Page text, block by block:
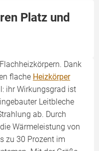
Platz und
Dank
flache Heizkörper
ihr Wirkungsgrad ist
Leitbleche
ab. Durch
Wärmeleistung von
zu 30 Prozent im